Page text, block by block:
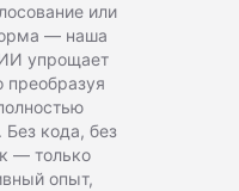
или
— наша
упрощает
преобразуя
кода, без
— только
опыт,